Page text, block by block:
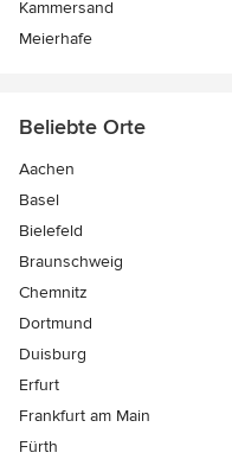
Kammersand
Meierhafe
Beliebte Orte
Aachen
Basel
Bielefeld
Braunschweig
Chemnitz
Dortmund
Duisburg
Erfurt
Frankfurt am Main
Fürth